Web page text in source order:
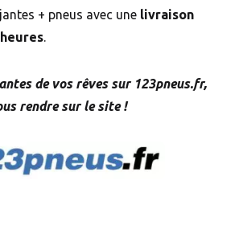
+ pneus avec une livraison
de vos rêves sur 123pneus.fr,
rendre sur le site !